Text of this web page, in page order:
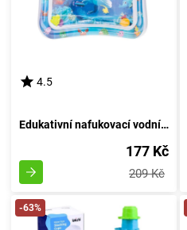
4.5
Edukativní nafukovací vodní podložka s motivem 4
177 Kč
209 Kč
-63%